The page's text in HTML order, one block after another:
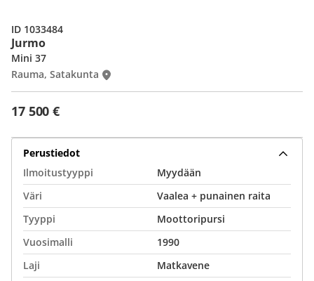
Jurmo
17 500 €
Mini 37
Rauma, Satakunta
ID 1033484
Perustiedot
Ilmoitustyyppi
Myydään
Väri
Vaalea + punainen raita
Tyyppi
Moottoripursi
Vuosimalli
1990
Laji
Matkavene